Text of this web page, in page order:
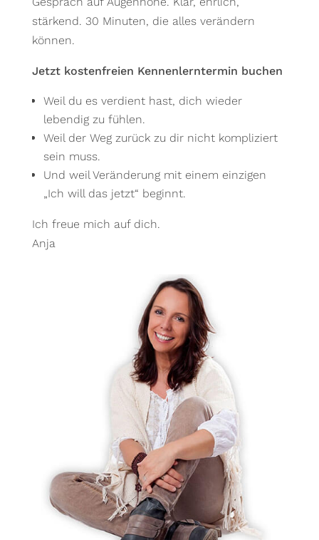
stärkend. 30 Minuten, die alles verändern
können.
Jetzt kostenfreien Kennenlerntermin buchen
Weil du es verdient hast, dich wieder
lebendig zu fühlen.
Weil der Weg zurück zu dir nicht kompliziert
sein muss.
Und weil Veränderung mit einem einzigen
„Ich will das jetzt“ beginnt.
Ich freue mich auf dich.
Anja